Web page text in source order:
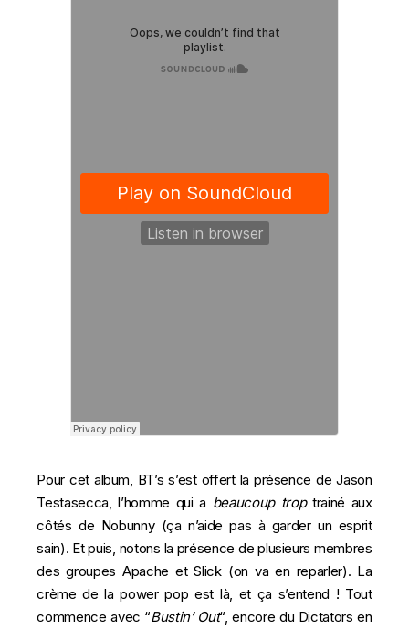
Pour cet album, BT’s s’est offert la présence de Jason
Testasecca, l’homme qui a beaucoup troptrainé aux
côtés de Nobunny (ça n’aide pas à garder un esprit
sain). Et puis, notons la présence de plusieurs membres
des groupes Apache et Slick (on va en reparler). La
crème de la power pop est là, et ça s’entend ! Tout
commence avec “Bustin’ Out“, encore du Dictators en